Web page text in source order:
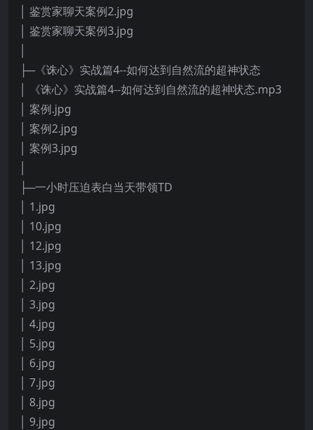
│ 鉴赏家聊天案例2.jpg
│ 鉴赏家聊天案例3.jpg
├─《诛心》实战篇4--如何达到自然流的超神状态
│ 《诛心》实战篇4--如何达到自然流的超神状态.mp3
│ 案例.jpg
│ 案例2.jpg
│ 案例3.jpg
├─一小时压迫表白当天带领TD
│ 1.jpg
│ 10.jpg
│ 12.jpg
│ 13.jpg
│ 2.jpg
│ 3.jpg
│ 4.jpg
│ 5.jpg
│ 6.jpg
│ 7.jpg
│ 8.jpg
│ 9.jpg